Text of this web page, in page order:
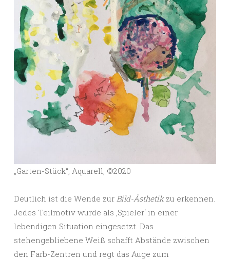
„Garten-Stück“, Aquarell, ©️2020
Deutlich ist die Wende zur Bild-Ästhetikzu erkennen.
Jedes Teilmotiv wurde als ‚Spieler‘ in einer
lebendigen Situation eingesetzt. Das
stehengebliebene Weiß schafft Abstände zwischen
den Farb-Zentren und regt das Auge zum